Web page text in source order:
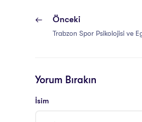
Önceki
Trabzon Spor Psikolojisi ve
Yorum Bırakın
İsim